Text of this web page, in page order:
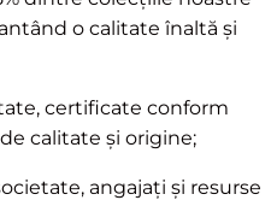
o calitate înaltă și
certificate conform
calitate și origine;
angajați și resurse